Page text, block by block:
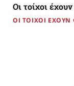
Οι τοίχοι
ΟΙ ΤΟΙΧΟΙ